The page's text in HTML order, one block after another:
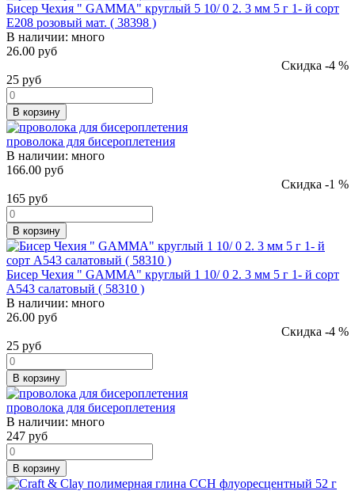
Бисер Чехия " GAMMA" круглый 5 10/ 0 2. 3 мм 5 г 1- й сорт
E208 розовый мат. ( 38398 )
В наличии: много
26.00 руб
Скидка -4 %
25 руб
В корзину
проволока для бисероплетения
В наличии: много
166.00 руб
Скидка -1 %
165 руб
В корзину
Бисер Чехия " GAMMA" круглый 1 10/ 0 2. 3 мм 5 г 1- й сорт
А543 салатовый ( 58310 )
В наличии: много
26.00 руб
Скидка -4 %
25 руб
В корзину
проволока для бисероплетения
В наличии: много
247 руб
В корзину